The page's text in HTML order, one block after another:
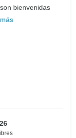
bienvenidas